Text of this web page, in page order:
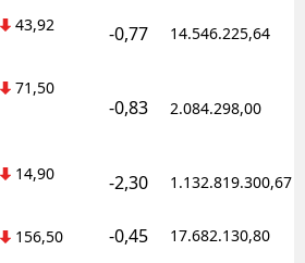
43,92 -0,77 14.546.225,64
71,50
-0,83 2.084.298,00
14,90 -2,30 1.132.819.300,67
156,50 -0,45 17.682.130,80